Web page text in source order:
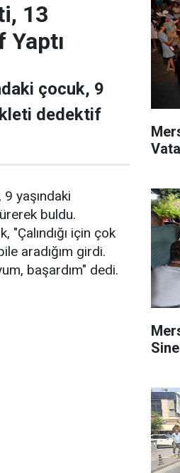
13
Yaptı
çocuk, 9
dedektif
yaşındaki
buldu.
"Çalındığı için çok
aradığım girdi.
başardım" dedi.